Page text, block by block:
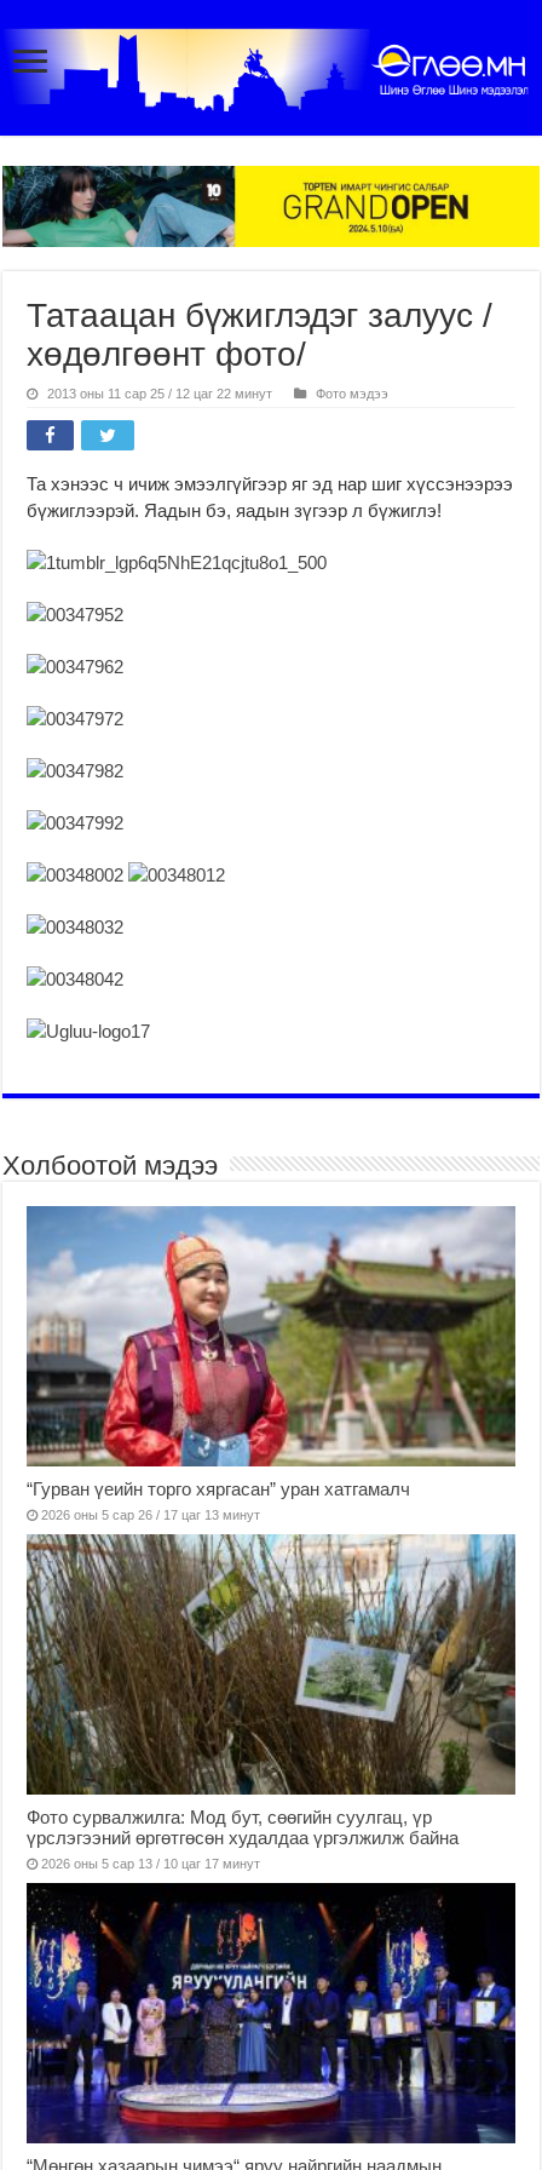
Татаацан бүжиглэдэг залуус /
хөдөлгөөнт фото/
2013 оны 11 сар 25 / 12 цаг 22 минут Фото мэдээ
Та хэнээс ч ичиж эмээлгүйгээр яг эд нар шиг хүссэнээрээ
бүжиглээрэй. Яадын бэ, яадын зүгээр л бүжиглэ!
Холбоотой мэдээ
“Гурван үеийн торго хяргасан” уран хатгамалч
2026 оны 5 сар 26 / 17 цаг 13 минут
Фото сурвалжилга: Мод бут, сөөгийн суулгац, үр
үрслэгээний өргөтгөсөн худалдаа үргэлжилж байна
2026 оны 5 сар 13 / 10 цаг 17 минут
“Мөнгөн хазаарын чимээ“ яруу найргийн наадмын